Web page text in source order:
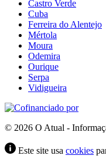
Castro Verde
Cuba
Ferreira do Alentejo
Mértola
Moura
Odemira
Ourique
Serpa
Vidigueira
© 2026 O Atual -
Este site usa cookies